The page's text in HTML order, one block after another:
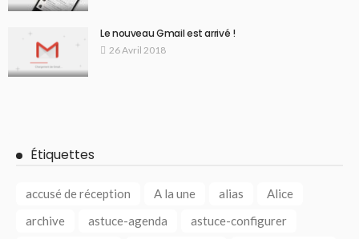
Le nouveau Gmail est arrivé !
26 Avril 2018
Étiquettes
accusé de réception A la une alias
Alice
archive
astuce-agenda
astuce-configurer